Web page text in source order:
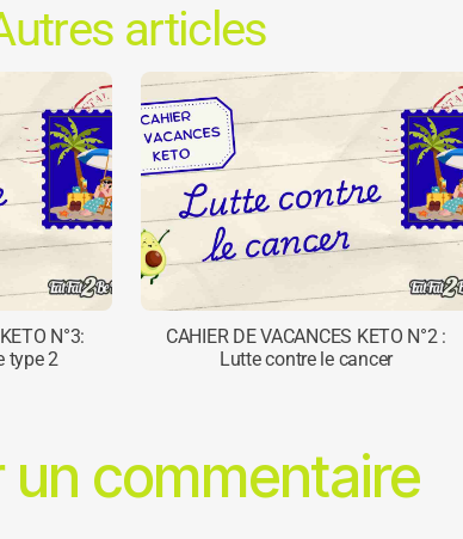
articles
N°3:
type 2
CAHIER DE VACANCES KETO N°2 :
Lutte contre le cancer
un commentaire